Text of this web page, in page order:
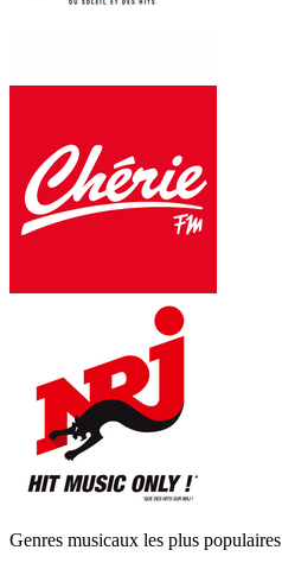
Genres musicaux les plus populaires